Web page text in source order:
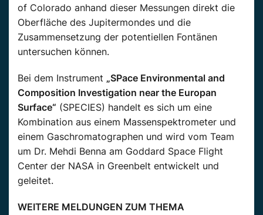
of Colorado anhand dieser Messungen direkt die
Oberfläche des Jupitermondes und die
Zusammensetzung der potentiellen Fontänen
untersuchen können.
Bei dem Instrument „SPace Environmental and
Composition Investigation near the Europan
Surface“ (SPECIES) handelt es sich um eine
Kombination aus einem Massenspektrometer und
einem Gaschromatographen und wird vom Team
um Dr. Mehdi Benna am Goddard Space Flight
Center der NASA in Greenbelt entwickelt und
geleitet.
WEITERE MELDUNGEN ZUM THEMA